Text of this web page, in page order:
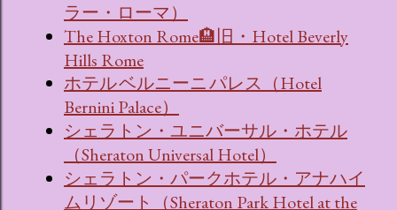
ラー・ローマ）
The Hoxton Rome🏨旧・Hotel Beverly
Hills Rome
ホテル ベルニーニ パレス（Hotel
Bernini Palace）
シェラトン・ユニバーサル・ホテル
（Sheraton Universal Hotel）
シェラトン・パークホテル・アナハイ
ムリゾート（Sheraton Park Hotel at the